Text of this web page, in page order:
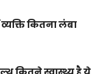
कितना लंबा